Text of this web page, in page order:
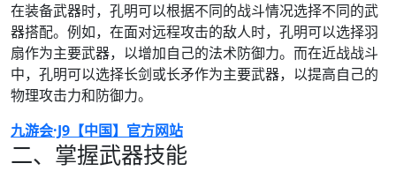
在装备武器时，孔明可以根据不同的战斗情况选择不同的武
器搭配。例如，在面对远程攻击的敌人时，孔明可以选择羽
扇作为主要武器，以增加自己的法术防御力。而在近战战斗
中，孔明可以选择长剑或长矛作为主要武器，以提高自己的
物理攻击力和防御力。
九游会·J9【中国】官方网站
二、掌握武器技能